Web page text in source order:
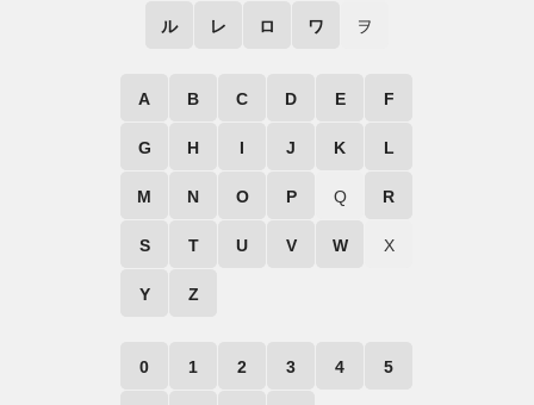
ル レ ロ ワ ヲ
A B C D E F
G H I J K L
M N O P Q R
S T U V W X
Y Z
0 1 2 3 4 5